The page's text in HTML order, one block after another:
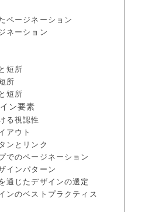
ページネーション
ネーション
短所
所
短所
ン要素
る視認性
アウト
ンとリンク
でのページネーション
インパターン
通じたデザインの選定
ンのベストプラクティス